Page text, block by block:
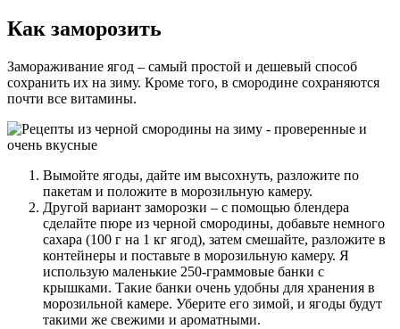
Как заморозить
Замораживание ягод – самый простой и дешевый способ
сохранить их на зиму. Кроме того, в смородине сохраняются
почти все витамины.
Вымойте ягоды, дайте им высохнуть, разложите по
пакетам и положите в морозильную камеру.
Другой вариант заморозки – с помощью блендера
сделайте пюре из черной смородины, добавьте немного
сахара (100 г на 1 кг ягод), затем смешайте, разложите в
контейнеры и поставьте в морозильную камеру. Я
использую маленькие 250-граммовые банки с
крышками. Такие банки очень удобны для хранения в
морозильной камере. Уберите его зимой, и ягоды будут
такими же свежими и ароматными.